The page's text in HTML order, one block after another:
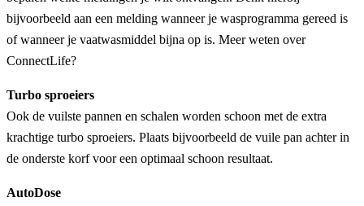
bijvoorbeeld aan een melding wanneer je wasprogramma gereed is
of wanneer je vaatwasmiddel bijna op is. Meer weten over
ConnectLife?
Turbo sproeiers
Ook de vuilste pannen en schalen worden schoon met de extra
krachtige turbo sproeiers. Plaats bijvoorbeeld de vuile pan achter in
de onderste korf voor een optimaal schoon resultaat.
AutoDose